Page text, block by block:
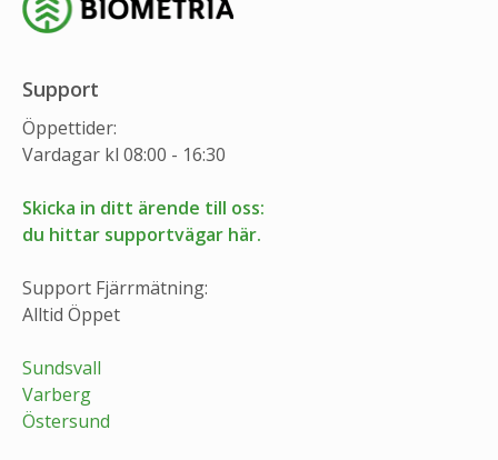
Support
Öppettider:
Vardagar kl 08:00 - 16:30
Skicka in ditt ärende till oss:
du hittar supportvägar här.
Support Fjärrmätning:
Alltid Öppet
Sundsvall
Varberg
Östersund